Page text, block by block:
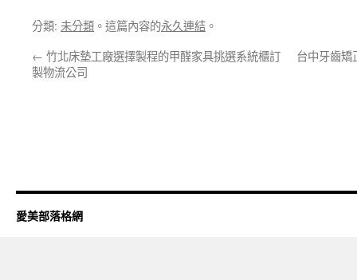
分類: 未分類 。這篇內容的永久連結 。
← 竹北床墊工廠選擇製程的甲醛家具挑選系統櫃訂
製物流公司
台中牙齒矯
愛美部落格網